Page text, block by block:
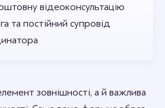
відеоконсультацію
та постійний супровід
зовнішності, а й важлива